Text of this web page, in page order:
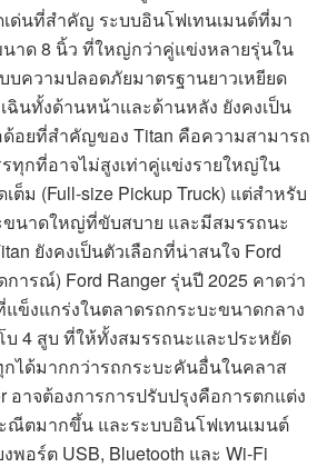
เด่นที่สำคัญ ระบบอินโฟเทนเมนต์ที่มา
าด 8 นิ้ว ที่ใหญ่กว่าคู่แข่งหลายรุ่นใน
บความปลอดภัยมาตรฐานยาวเหยียด
ฉินทั้งด้านหน้าและด้านหลัง ยังคงเป็น
อยที่สำคัญของ Titan คือความสามารถ
ทุกที่อาจไม่สูงเท่าคู่แข่งรายใหญ่ใน
ต็ม (Full-size Pickup Truck) แต่สำหรับ
ขนาดใหญ่ที่ขับสบาย และมีสมรรถนะ
ยังคงเป็นตัวเลือกที่น่าสนใจ Ford
การณ์) Ford Ranger รุ่นปี 2025 คาดว่า
แข็งแกร่งในตลาดรถกระบะขนาดกลาง
บ 4 สูบ ที่ให้ทั้งสมรรถนะและประหยัด
ได้มากกว่ารถกระบะคันอื่นในคลาส
อาจต้องการการปรับปรุงคือการตกแต่ง
ณีตมากขึ้น และระบบอินโฟเทนเมนต์
พอร์ต USB, Bluetooth และ Wi-Fi